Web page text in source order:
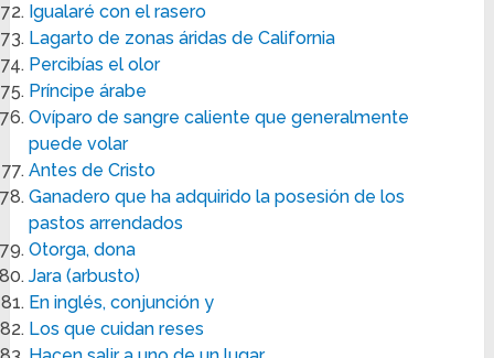
Igualaré con el rasero
Lagarto de zonas áridas de California
Percibías el olor
Príncipe árabe
Ovíparo de sangre caliente que generalmente
puede volar
Antes de Cristo
Ganadero que ha adquirido la posesión de los
pastos arrendados
Otorga, dona
Jara (arbusto)
En inglés, conjunción y
Los que cuidan reses